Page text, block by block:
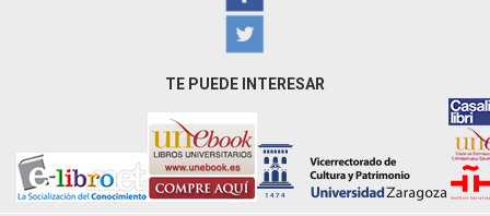
TE PUEDE INTERESAR